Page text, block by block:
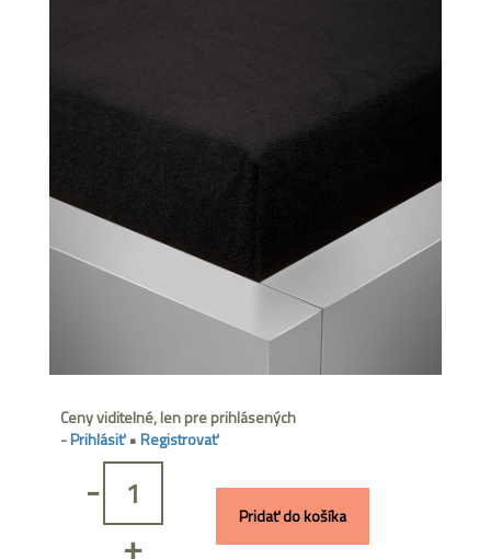
Ceny viditelné, len pre prihlásených
-Prihlásiť•Registrovať
-
+
Pridať do košíka